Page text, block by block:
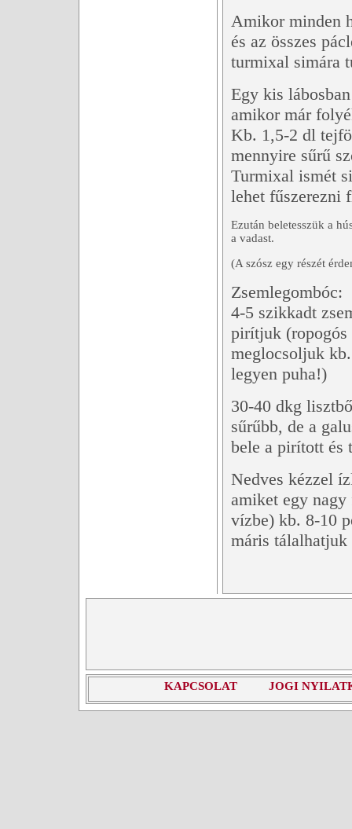
Amikor minden
és az összes
turmixal simára
Egy kis
amikor már
Kb. 1,5-2 dl
mennyire sűrű
Turmixal ismét
lehet fűszerezni
Ezután beletesszük a
a vadast.
(A szósz egy részét
Zsemlegombóc:
4-5 szikkadt
pirítjuk (ropogós
meglocsoljuk
legyen puha!)
30-40 dkg
sűrűbb, de a
bele a pirított és
Nedves kézzel
amiket egy
vízbe) kb. 8-10
máris tálalhatjuk
KAPCSOLAT JOGI